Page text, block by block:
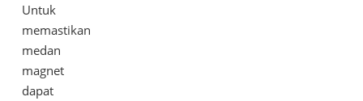
Untuk
memastikan
medan
magnet
dapat